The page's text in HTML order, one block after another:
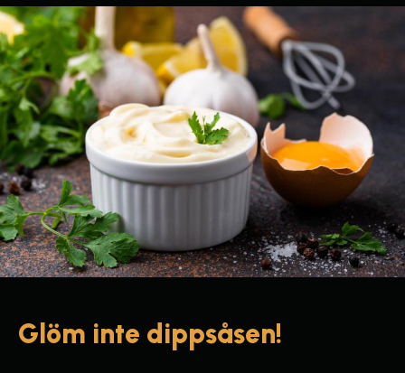
Glöm inte dippsåsen!